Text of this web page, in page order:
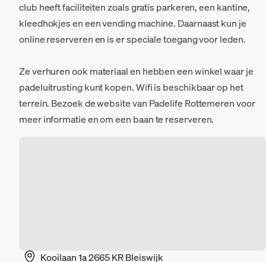
club heeft faciliteiten zoals gratis parkeren, een kantine,
kleedhokjes en een vending machine. Daarnaast kun je
online reserveren en is er speciale toegang voor leden.
Ze verhuren ook materiaal en hebben een winkel waar je
padeluitrusting kunt kopen. Wifi is beschikbaar op het
terrein. Bezoek de website van Padelife Rottemeren voor
meer informatie en om een baan te reserveren.
Kooilaan 1a 2665 KR Bleiswijk